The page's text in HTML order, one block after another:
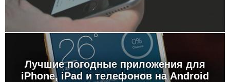
Лучшие погодные приложения для
iPhone, iPad и телефонов на Android